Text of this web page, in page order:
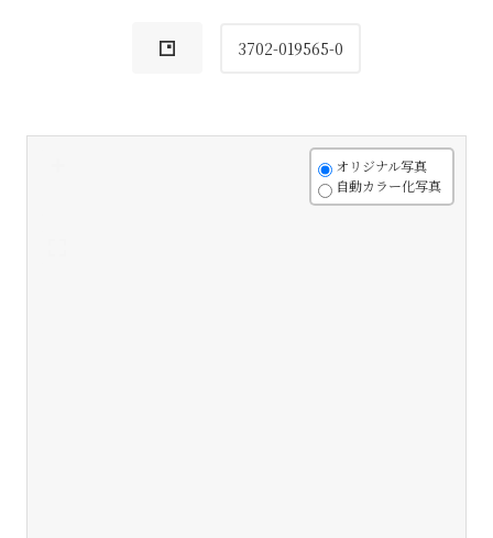
3702-019565-0
オリジナル写真
自動カラー化写真